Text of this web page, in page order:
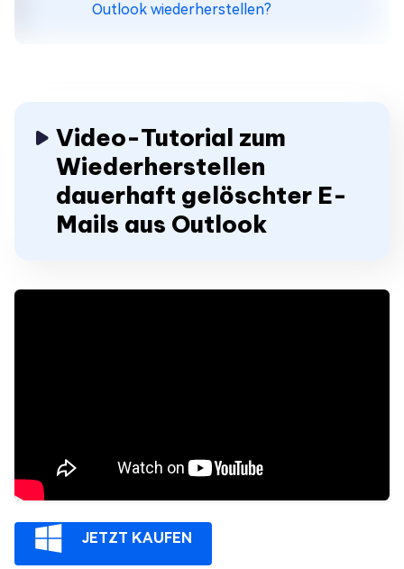
Outlook wiederherstellen?
Video-Tutorial zum
Wiederherstellen
dauerhaft gelöschter E-
Mails aus Outlook
JETZT KAUFEN